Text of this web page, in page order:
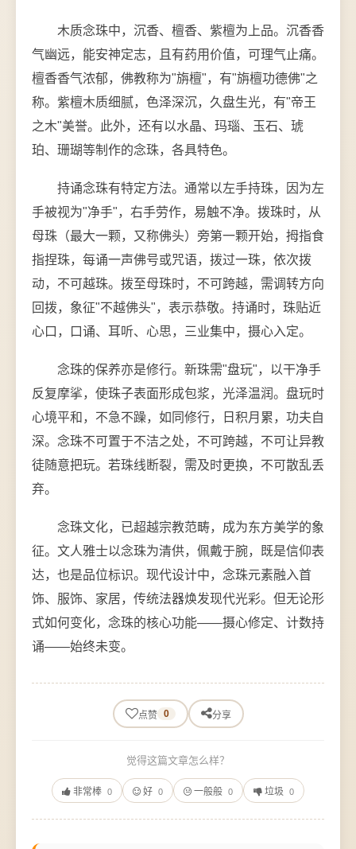
木质念珠中，沉香、檀香、紫檀为上品。沉香香
气幽远，能安神定志，且有药用价值，可理气止痛。
檀香香气浓郁，佛教称为"旃檀"，有"旃檀功德佛"之
称。紫檀木质细腻，色泽深沉，久盘生光，有"帝王
之木"美誉。此外，还有以水晶、玛瑙、玉石、琥
珀、珊瑚等制作的念珠，各具特色。
持诵念珠有特定方法。通常以左手持珠，因为左
手被视为"净手"，右手劳作，易触不净。拨珠时，从
母珠（最大一颗，又称佛头）旁第一颗开始，拇指食
指捏珠，每诵一声佛号或咒语，拨过一珠，依次拨
动，不可越珠。拨至母珠时，不可跨越，需调转方向
回拨，象征"不越佛头"，表示恭敬。持诵时，珠贴近
心口，口诵、耳听、心思，三业集中，摄心入定。
念珠的保养亦是修行。新珠需"盘玩"，以干净手
反复摩挲，使珠子表面形成包浆，光泽温润。盘玩时
心境平和，不急不躁，如同修行，日积月累，功夫自
深。念珠不可置于不洁之处，不可跨越，不可让异教
徒随意把玩。若珠线断裂，需及时更换，不可散乱丢
弃。
念珠文化，已超越宗教范畴，成为东方美学的象
征。文人雅士以念珠为清供，佩戴于腕，既是信仰表
达，也是品位标识。现代设计中，念珠元素融入首
饰、服饰、家居，传统法器焕发现代光彩。但无论形
式如何变化，念珠的核心功能——摄心修定、计数持
诵——始终未变。
点赞 0 分享
觉得这篇文章怎么样？
非常棒 0 好 0 一般般 0 垃圾 0